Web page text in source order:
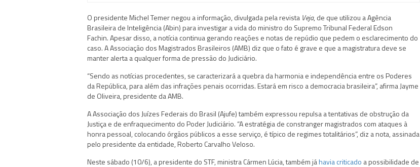
O presidente Michel Temer negou a informação, divulgada pela revista Veja, de que utilizou a Agência
Brasileira de Inteligência (Abin) para investigar a vida do ministro do Supremo Tribunal Federal Edson
Fachin. Apesar disso, a notícia continua gerando reações e notas de repúdio que pedem o esclarecimento do
caso. A Associação dos Magistrados Brasileiros (AMB) diz que o fato é grave e que a magistratura deve se
manter alerta a qualquer forma de pressão do Judiciário.
“Sendo as notícias procedentes, se caracterizará a quebra da harmonia e independência entre os Poderes
da República, para além das infrações penais ocorridas. Estará em risco a democracia brasileira”, afirma Jayme
de Oliveira, presidente da AMB.
A Associação dos Juízes Federais do Brasil (Ajufe) também expressou repulsa a tentativas de obstrução da
Justiça e de enfraquecimento do Poder Judiciário. “A estratégia de constranger magistrados com ataques à
honra pessoal, colocando órgãos públicos a esse serviço, é típico de regimes totalitários”, diz a nota, assinada
pelo presidente da entidade, Roberto Carvalho Veloso.
Neste sábado (10/6), a presidente do STF, ministra Cármen Lúcia, também jáhavia criticado a possibilidade de